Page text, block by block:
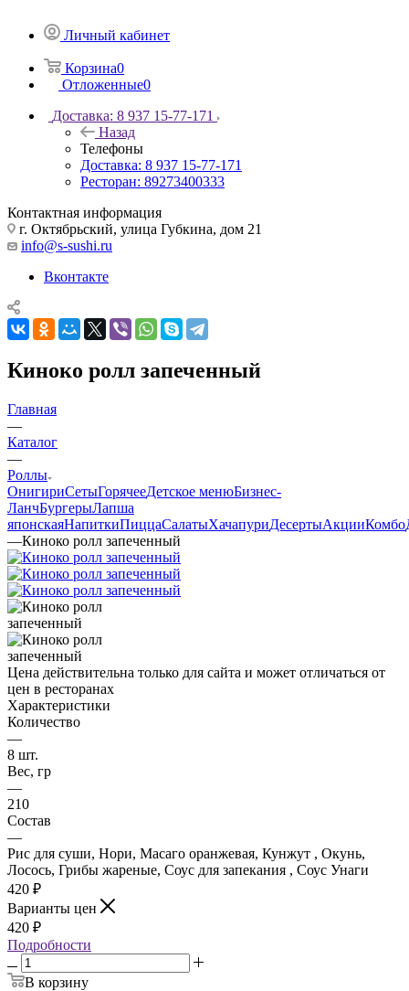
Личный кабинет
Корзина0
Отложенные0
Доставка: 8 937 15-77-171
Назад
Телефоны
Доставка: 8 937 15-77-171
Ресторан: 89273400333
Контактная информация
г. Октябрьский, улица Губкина, дом 21
info@s-sushi.ru
Вконтакте
Киноко ролл запеченный
Главная
—
Каталог
—
Роллы
ОнигириСетыГорячееДетское менюБизнес-
ЛанчБургерыЛапша
японскаяНапиткиПиццаСалатыХачапуриДесертыАкцииКомбо
—Киноко ролл запеченный
Цена действительна только для сайта и может отличаться от
цен в ресторанах
Характеристики
Количество
—
8 шт.
Вес, гр
—
210
Состав
—
Рис для суши, Нори, Масаго оранжевая, Кунжут , Окунь,
Лосось, Грибы жареные, Соус для запекания , Соус Унаги
420 ₽
Варианты цен
420 ₽
Подробности
В корзину